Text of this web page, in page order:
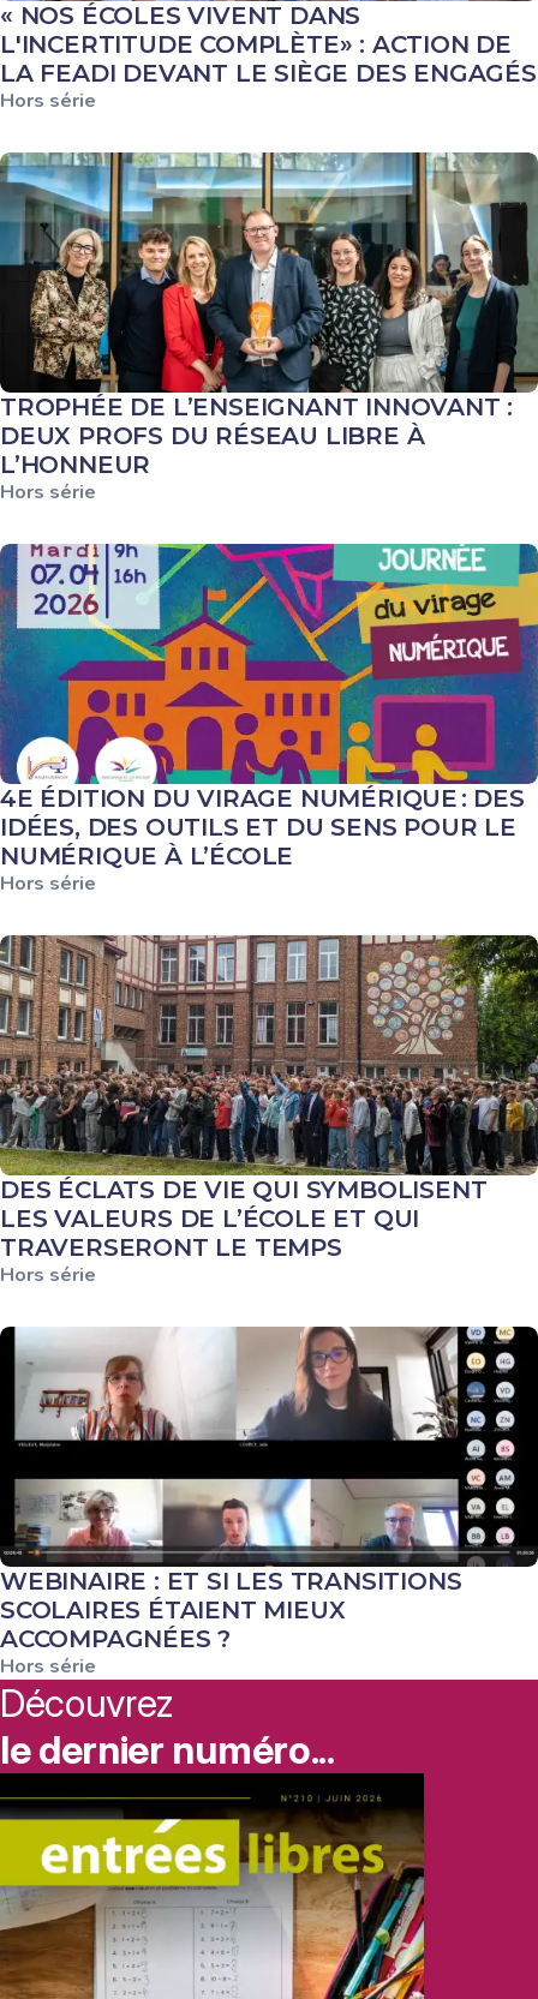
« NOS ÉCOLES VIVENT DANS
L'INCERTITUDE COMPLÈTE» : ACTION DE
LA FEADI DEVANT LE SIÈGE DES ENGAGÉS
Hors série
TROPHÉE DE L’ENSEIGNANT INNOVANT :
DEUX PROFS DU RÉSEAU LIBRE À
L’HONNEUR
Hors série
4E ÉDITION DU VIRAGE NUMÉRIQUE : DES
IDÉES, DES OUTILS ET DU SENS POUR LE
NUMÉRIQUE À L’ÉCOLE
Hors série
DES ÉCLATS DE VIE QUI SYMBOLISENT
LES VALEURS DE L’ÉCOLE ET QUI
TRAVERSERONT LE TEMPS
Hors série
WEBINAIRE : ET SI LES TRANSITIONS
SCOLAIRES ÉTAIENT MIEUX
ACCOMPAGNÉES ?
Hors série
Découvrez
le dernier numéro...